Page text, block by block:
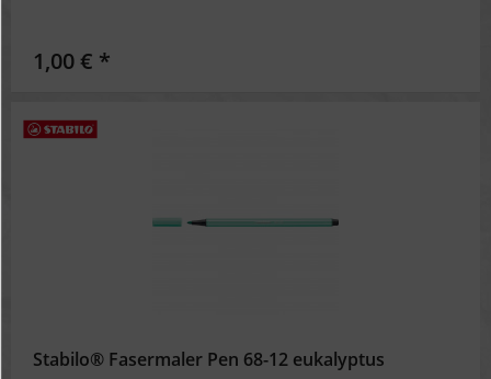
1,00 € *
Stabilo® Fasermaler Pen 68-12 eukalyptus